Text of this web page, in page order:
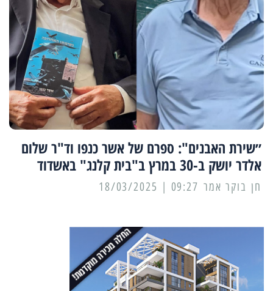
״שירת האבנים": ספרם של אשר כנפו וד"ר שלום
אלדר יושק ב-30 במרץ ב"בית קלנג" באשדוד
09:27 | 18/03/2025